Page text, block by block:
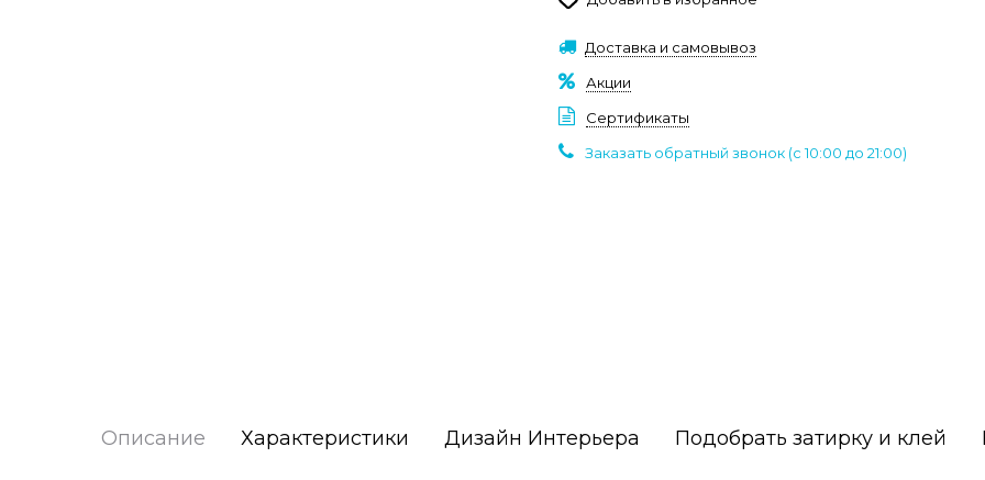
Доставка и самовывоз
Акции
Сертификаты
Заказать обратный звонок (c 10:00 до 21:00)
Описание Характеристики Дизайн Интерьера Подобрать затирку и клей